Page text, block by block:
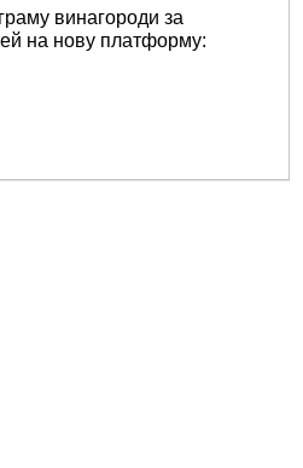
винагороди за
на нову платформу: